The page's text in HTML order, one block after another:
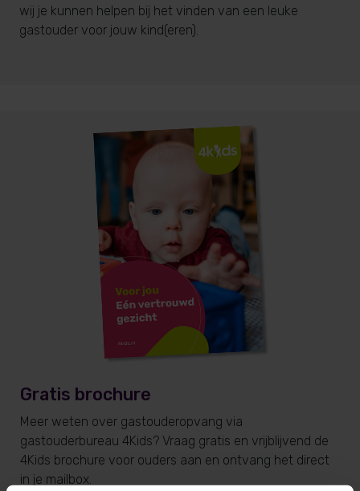
wij je kunnen helpen bij het vinden van een leuke
gastouder voor jouw kind(eren).
Gratis brochure
Meer weten over gastouderopvang via
gastouderbureau 4Kids? Vraag gratis en vrijblijvend de
4Kids brochure voor ouders aan en ontvang het direct
in je mailbox.